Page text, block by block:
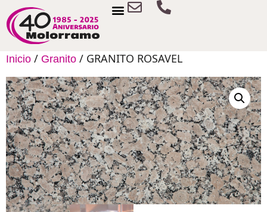
Inicio / Granito / GRANITO ROSAVEL